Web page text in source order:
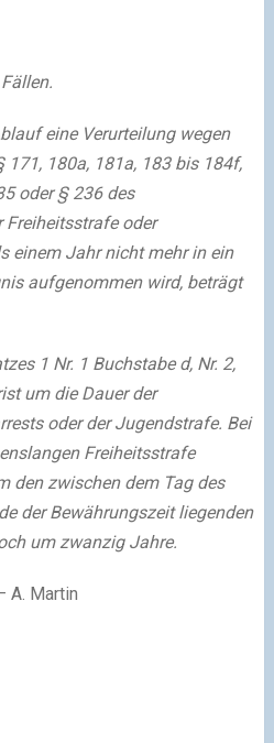
eine Verurteilung wegen
180a, 181a, 183 bis 184f,
oder § 236 des
oder
einem Jahr nicht mehr in ein
aufgenommen wird, beträgt
1 Nr. 1 Buchstabe d, Nr. 2,
um die Dauer der
oder der Jugendstrafe. Bei
Freiheitsstrafe
den zwischen dem Tag des
der Bewährungszeit liegenden
um zwanzig Jahre.
A. Martin